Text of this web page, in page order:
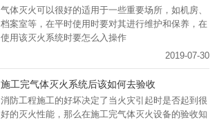
气体灭火可以很好的适用于一些重要场所，如机房、
档案室等，在平时使用时要对其进行维护和保养，在
使用该灭火系统时要怎么入操作
2019-07-30
施工完气体灭火系统后该如何去验收
消防工程施工的好坏决定了当火灾引起时是否起到很
好的灭火性能，那么在施工完气体灭火设备的验收知